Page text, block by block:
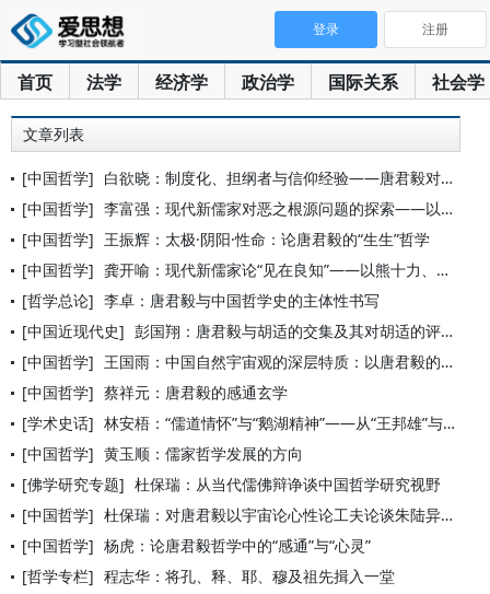
首页 法学 经济学 政治学 国际关系 社会学
登录 注册
文章列表
[中国哲学] 白欲晓：制度化、担纲者与信仰经验——唐君毅对儒教更新问题的探
[中国哲学] 李富强：现代新儒家对恶之根源问题的探索——以熊十力、牟宗三、
[中国哲学] 王振辉：太极·阴阳·性命：论唐君毅的“生生”哲学
[中国哲学] 龚开喻：现代新儒家论“见在良知”——以熊十力、唐君毅、牟宗三
[哲学总论] 李卓：唐君毅与中国哲学史的主体性书写
[中国近现代史] 彭国翔：唐君毅与胡适的交集及其对胡适的评价
[中国哲学] 王国雨：中国自然宇宙观的深层特质：以唐君毅的论说为中心
[中国哲学] 蔡祥元：唐君毅的感通玄学
[学术史话] 林安梧：“儒道情怀”与“鹅湖精神”——从“王邦雄”与“曾昭旭
[中国哲学] 黄玉顺：儒家哲学发展的方向
[佛学研究专题] 杜保瑞：从当代儒佛辩诤谈中国哲学研究视野
[中国哲学] 杜保瑞：对唐君毅以宇宙论心性论工夫论谈朱陆异同之反思
[中国哲学] 杨虎：论唐君毅哲学中的“感通”与“心灵”
[哲学专栏] 程志华：将孔、释、耶、穆及祖先揖入一堂